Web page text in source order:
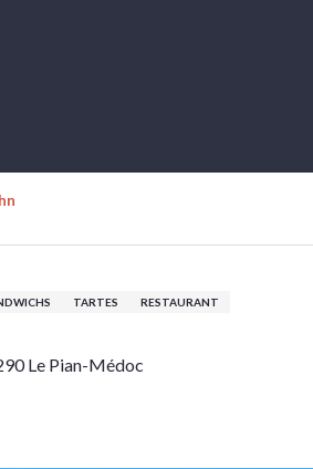
TARTES
RESTAURANT
Le Pian-Médoc
favoris